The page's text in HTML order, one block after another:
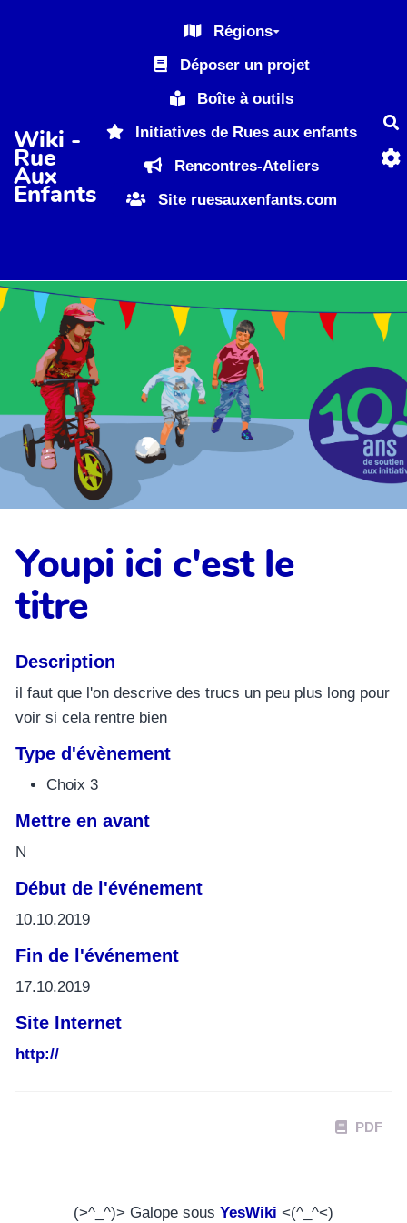
Aller au contenu principal
Wiki -
Rue
Aux
Enfants
Régions
Déposer un projet
Boîte à outils
Initiatives de Rues aux enfants
Rencontres-Ateliers
Site ruesauxenfants.com
Youpi ici c'est le
titre
Description
il faut que l'on descrive des trucs un peu plus long pour
voir si cela rentre bien
Type d'évènement
Choix 3
Mettre en avant
N
Début de l'événement
10.10.2019
Fin de l'événement
17.10.2019
Site Internet
http://
PDF
(>^_^)> Galope sous YesWiki <(^_^<)